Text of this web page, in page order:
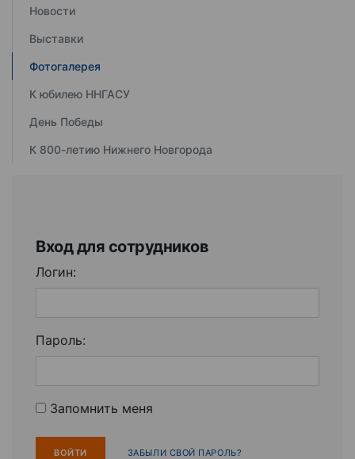
Новости
Выставки
Фотогалерея
К юбилею ННГАСУ
День Победы
К 800-летию Нижнего Новгорода
Вход для сотрудников
Логин:
Пароль:
Запомнить меня
ЗАБЫЛИ СВОЙ ПАРОЛЬ?